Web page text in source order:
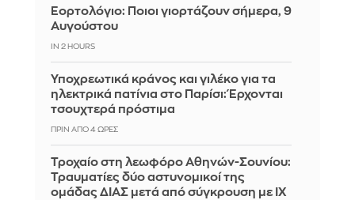
Εορτολόγιο: Ποιοι γιορτάζουν σήμερα, 9
Αυγούστου
IN 2 HOURS
Υποχρεωτικά κράνος και γιλέκο για τα
ηλεκτρικά πατίνια στο Παρίσι: Έρχονται
τσουχτερά πρόστιμα
ΠΡΙΝ ΑΠΌ 4 ΏΡΕΣ
Τροχαίο στη λεωφόρο Αθηνών-Σουνίου:
Τραυματίες δύο αστυνομικοί της
ομάδας ΔΙΑΣ μετά από σύγκρουση με ΙΧ